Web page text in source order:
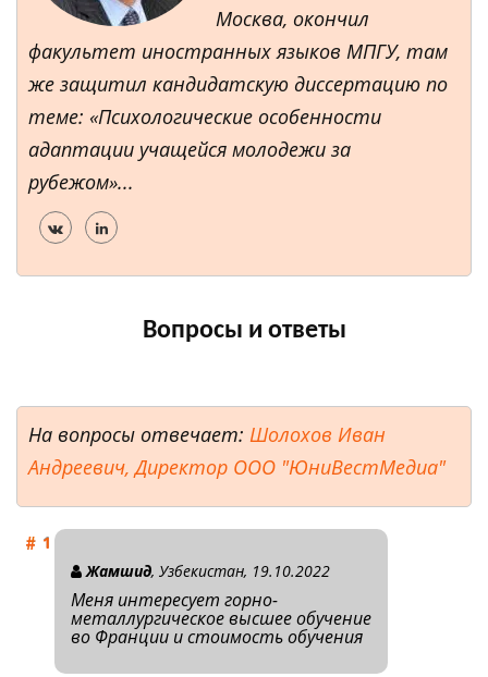
Москва, окончил
факультет иностранных языков МПГУ, там
же защитил кандидатскую диссертацию по
теме: «Психологические особенности
адаптации учащейся молодежи за
рубежом»...
Вопросы и ответы
На вопросы отвечает: Шолохов Иван
Андреевич, Директор ООО "ЮниВестМедиа"
Жамшид, Узбекистан, 19.10.2022
Меня интересует горно-
металлургическое высшее обучение
во Франции и стоимость обучения